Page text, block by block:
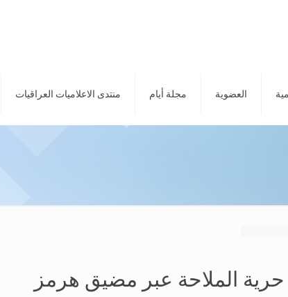
العضوية مجلة أيام منتدى الاعلاميات العراقيات
حرية الملاحة عبر مضيق هرمز